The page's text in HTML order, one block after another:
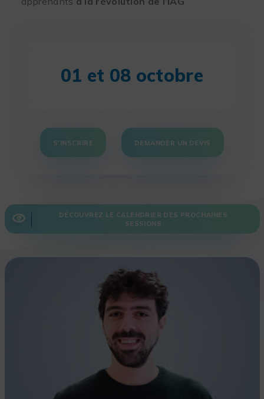
01 et 08 octobre
S'INSCRIRE DEMANDER UN DEVIS
DÉCOUVREZ LE CALENDRIER DES PROCHAINES
SESSIONS